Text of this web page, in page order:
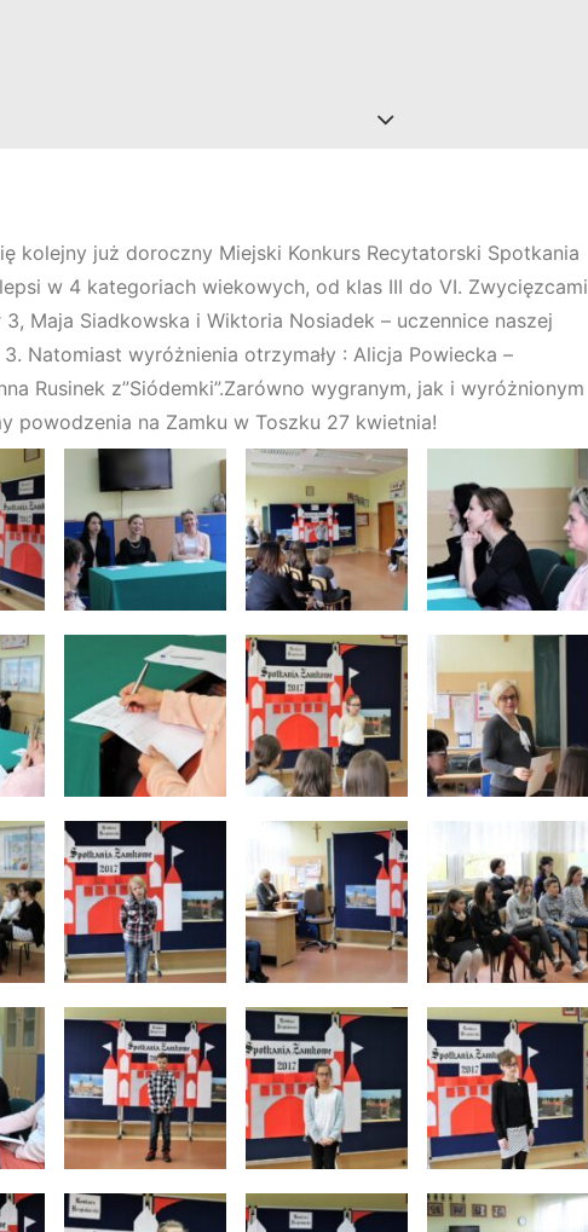
kolejny już doroczny Miejski Konkurs Recytatorski Spotkania
w 4 kategoriach wiekowych, od klas III do VI. Zwycięzcami
Maja Siadkowska i Wiktoria Nosiadek – uczennice naszej
Natomiast wyróżnienia otrzymały : Alicja Powiecka –
Rusinek z”Siódemki”.Zarówno wygranym, jak i wyróżnionym
powodzenia na Zamku w Toszku 27 kwietnia!